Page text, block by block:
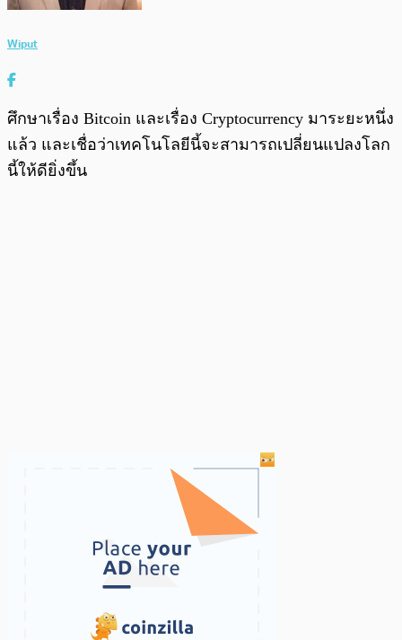
Wiput
ศึกษาเรื่อง Bitcoin และเรื่อง Cryptocurrency มาระยะหนึ่ง
แล้ว และเชื่อว่าเทคโนโลยีนี้จะสามารถเปลี่ยนแปลงโลก
นี้ให้ดียิ่งขึ้น